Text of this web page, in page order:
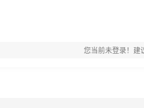
您当前未登录！建